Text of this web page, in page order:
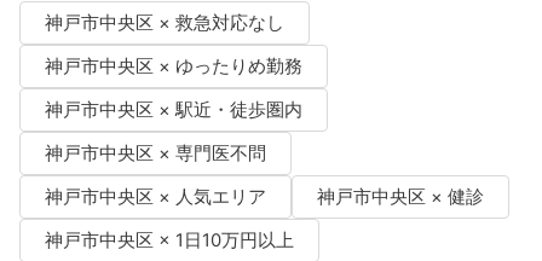
神戸市中央区 × 救急対応なし
神戸市中央区 × ゆったりめ勤務
神戸市中央区 × 駅近・徒歩圏内
神戸市中央区 × 専門医不問
神戸市中央区 × 人気エリア
神戸市中央区 × 健診
神戸市中央区 × 1日10万円以上